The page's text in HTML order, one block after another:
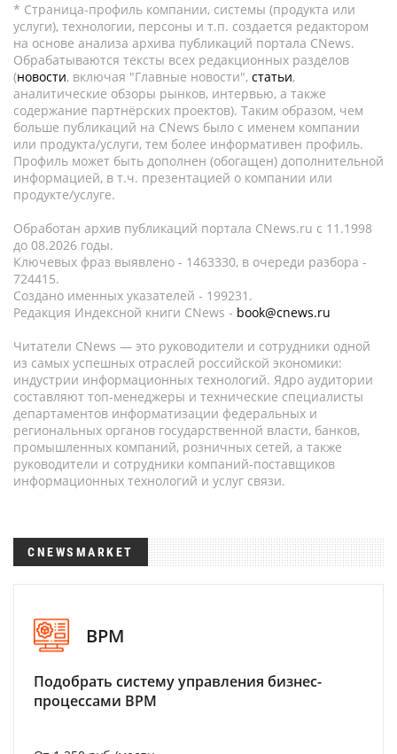
* Страница-профиль компании, системы (продукта или
услуги), технологии, персоны и т.п. создается редактором
на основе анализа архива публикаций портала CNews.
Обрабатываются тексты всех редакционных разделов
(новости, включая "Главные новости", статьи,
аналитические обзоры рынков, интервью, а также
содержание партнёрских проектов). Таким образом, чем
больше публикаций на CNews было с именем компании
или продукта/услуги, тем более информативен профиль.
Профиль может быть дополнен (обогащен) дополнительной
информацией, в т.ч. презентацией о компании или
продукте/услуге.
Обработан архив публикаций портала CNews.ru c 11.1998
до 08.2026 годы.
Ключевых фраз выявлено - 1463330, в очереди разбора -
724415.
Создано именных указателей - 199231.
Редакция Индексной книги CNews - book@cnews.ru
Читатели CNews — это руководители и сотрудники одной
из самых успешных отраслей российской экономики:
индустрии информационных технологий. Ядро аудитории
составляют топ-менеджеры и технические специалисты
департаментов информатизации федеральных и
региональных органов государственной власти, банков,
промышленных компаний, розничных сетей, а также
руководители и сотрудники компаний-поставщиков
информационных технологий и услуг связи.
CNEWSMARKET
BPM
Подобрать систему управления бизнес-
процессами BPM